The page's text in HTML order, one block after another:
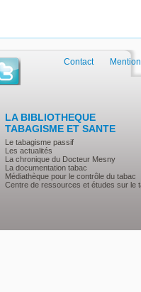
LA BIBLIOTHEQUE
TABAGISME ET SANTE
Le tabagisme passif
Les actualités
La chronique du Docteur Mesny
La documentation tabac
Médiathèque pour le contrôle du tabac
Centre de ressources et études sur le
Contact